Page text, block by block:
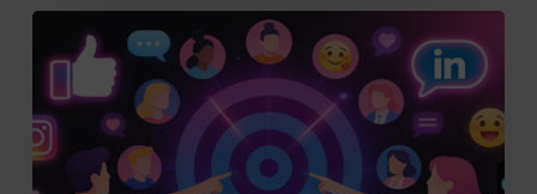
richtige
Zielgruppe
für
Social